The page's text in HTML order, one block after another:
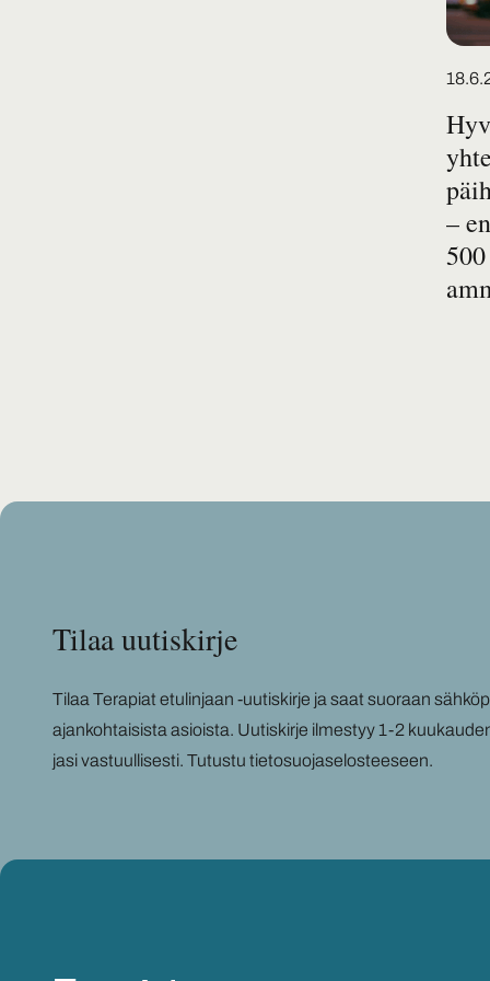
–
Tilaa uu­tis­kir­je
Tilaa Te­ra­piat etu­lin­jaan -​uutiskirje ja saat suo­raan
ajan­koh­tai­sis­ta asiois­ta. Uu­tis­kir­je il­mes­tyy 1-2
ja­si vas­tuul­li­ses­ti. Tu­tus­tu tie­to­suo­ja­se­los­tee­seen.